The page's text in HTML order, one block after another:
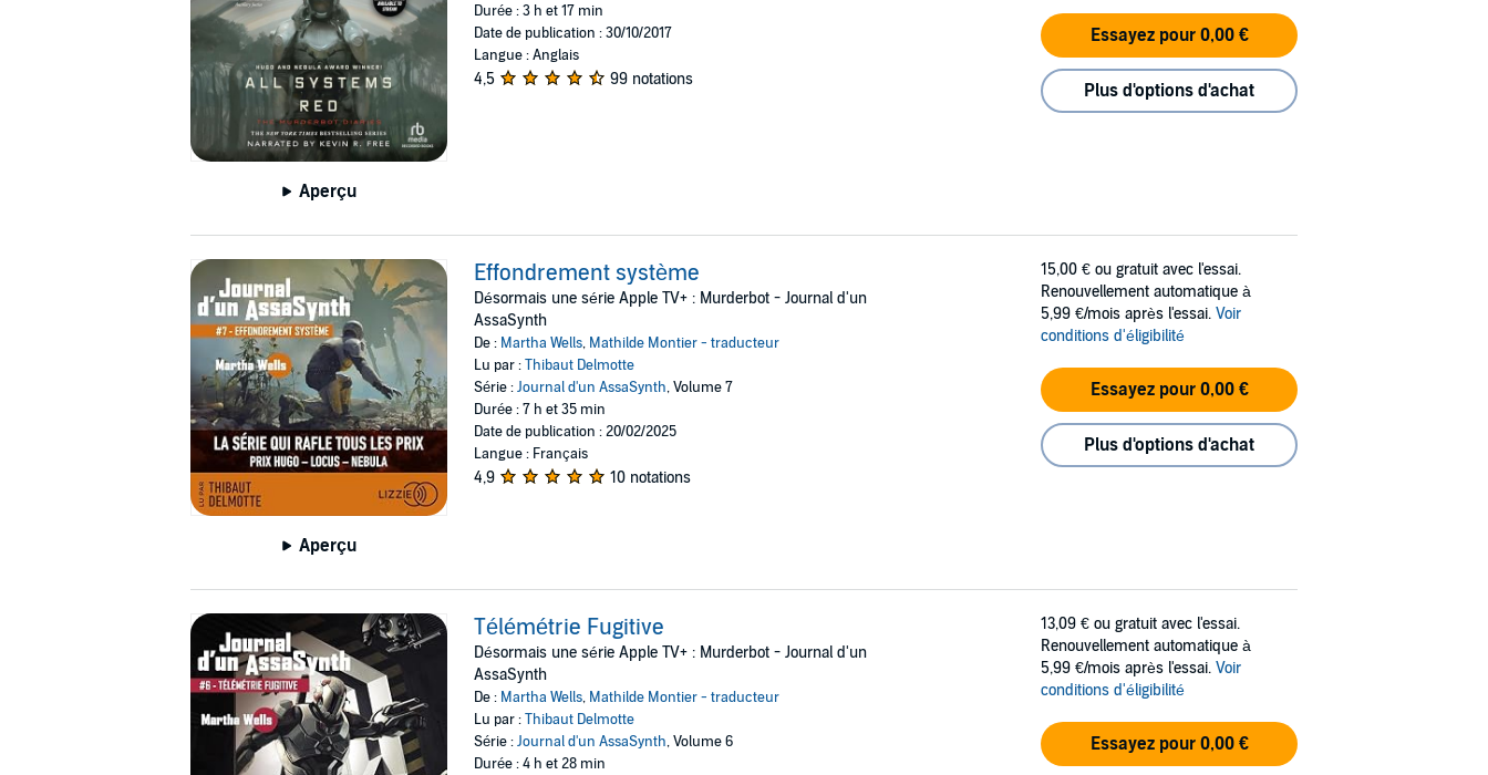
Aperçu
Durée : 3 h et 17 min
Date de publication : 30/10/2017
Langue : Anglais
4,5 99 notations
Essayez pour 0,00 €
Plus d'options d'achat
Aperçu
Effondrement système
Désormais une série Apple TV+ : Murderbot - Journal d'un
AssaSynth
De : Martha Wells, Mathilde Montier - traducteur
Lu par :Thibaut Delmotte
Série :Journal d'un AssaSynth, Volume 7
Durée : 7 h et 35 min
Date de publication : 20/02/2025
Langue : Français
4,9 10 notations
15,00 € ou gratuit avec l'essai.
Renouvellement automatique à
5,99 €/mois après l'essai. Voir
conditions d'éligibilité
Essayez pour 0,00 €
Plus d'options d'achat
Télémétrie Fugitive
Désormais une série Apple TV+ : Murderbot - Journal d'un
AssaSynth
De : Martha Wells, Mathilde Montier - traducteur
Lu par :Thibaut Delmotte
Série :Journal d'un AssaSynth, Volume 6
Durée : 4 h et 28 min
13,09 € ou gratuit avec l'essai.
Renouvellement automatique à
5,99 €/mois après l'essai. Voir
conditions d'éligibilité
Essayez pour 0,00 €